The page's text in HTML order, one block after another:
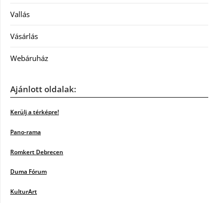
Vallás
Vásárlás
Webáruház
Ajánlott oldalak:
Kerülj a térképre!
Pano-rama
Romkert Debrecen
Duma Fórum
KulturArt